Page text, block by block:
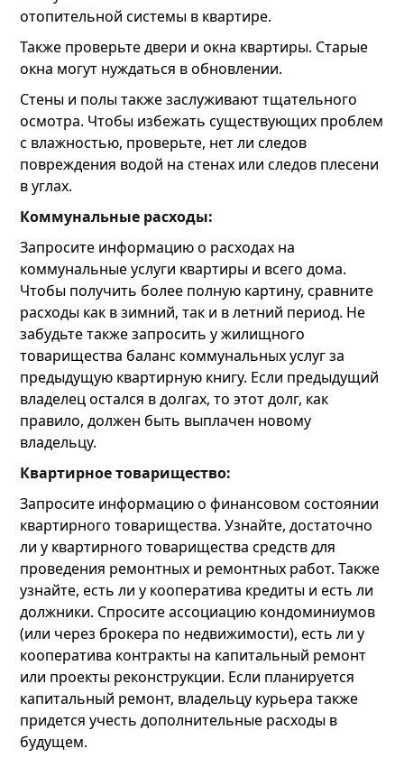
отопительной системы в квартире.
Также проверьте двери и окна квартиры. Старые
окна могут нуждаться в обновлении.
Стены и полы также заслуживают тщательного
осмотра. Чтобы избежать существующих проблем
с влажностью, проверьте, нет ли следов
повреждения водой на стенах или следов плесени
в углах.
Коммунальные расходы:
Запросите информацию о расходах на
коммунальные услуги квартиры и всего дома.
Чтобы получить более полную картину, сравните
расходы как в зимний, так и в летний период. Не
забудьте также запросить у жилищного
товарищества баланс коммунальных услуг за
предыдущую квартирную книгу. Если предыдущий
владелец остался в долгах, то этот долг, как
правило, должен быть выплачен новому
владельцу.
Квартирное товарищество:
Запросите информацию о финансовом состоянии
квартирного товарищества. Узнайте, достаточно
ли у квартирного товарищества средств для
проведения ремонтных и ремонтных работ. Также
узнайте, есть ли у кооператива кредиты и есть ли
должники. Спросите ассоциацию кондоминиумов
(или через брокера по недвижимости), есть ли у
кооператива контракты на капитальный ремонт
или проекты реконструкции. Если планируется
капитальный ремонт, владельцу курьера также
придется учесть дополнительные расходы в
будущем.